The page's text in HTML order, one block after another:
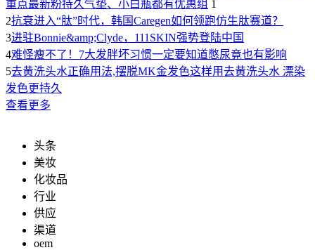
重点最新粉持久气垫、小白瓶都有优惠组 1
2抗衰进入“肽”时代，韩国Caregen如何领跑仿生肽赛道？
3进驻Bonnie&amp;Clyde，111SKIN强势登陆中国
4难怪瘦不了！7大发胖坏习惯一定要知道憋尿竟也有影响
5去黄洗头水正确用法,摆脱MK金发色这样用去黄洗头水 漂染
发色更持久
查看更多
头条
美妆
化妆品
行业
供应
渠道
oem